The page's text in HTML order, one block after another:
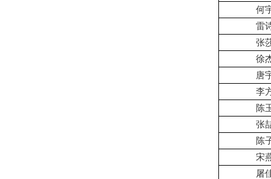
何
雷
张
徐
唐
李
陈
张
陈
宋
屠